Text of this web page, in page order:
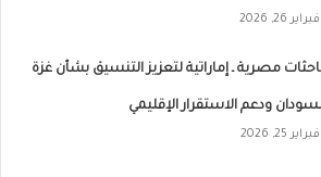
فبراير 26, 2026
مصرية ـ إماراتية لتعزيز التنسيق بشأن غزة
ودعم الاستقرار الإقليمي
فبراير 25, 2026